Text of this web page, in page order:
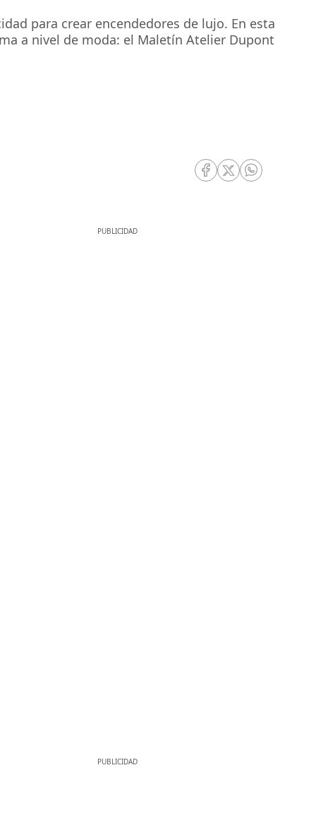
para crear encendedores de lujo. En esta
a nivel de moda: el Maletín Atelier Dupont
RRSS Facebook
RRSS Twitter
RRSS